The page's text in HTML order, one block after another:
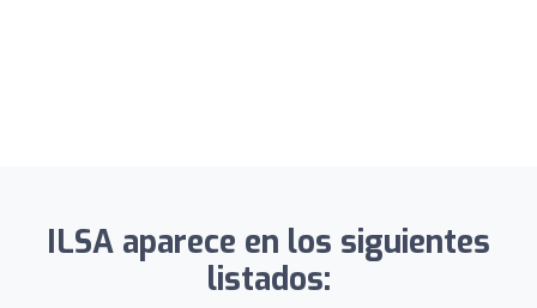
ILSA aparece en los siguientes
listados: